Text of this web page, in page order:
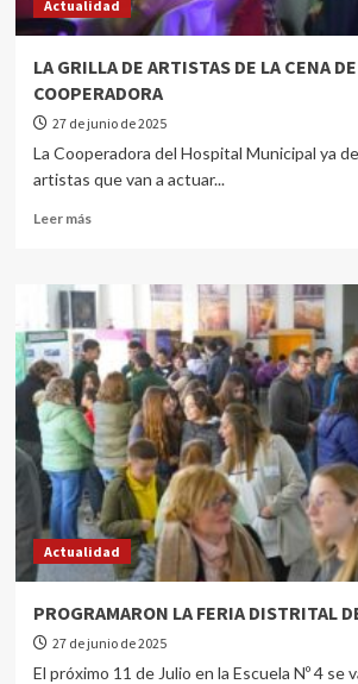
Actualidad
LA GRILLA DE ARTISTAS DE LA CENA
COOPERADORA
27 de junio de 2025
La Cooperadora del Hospital Municipal ya
artistas que van a actuar...
Leer más
Actualidad
PROGRAMARON LA FERIA DISTRITAL
27 de junio de 2025
El próximo 11 de Julio en la Escuela Nº 4 se